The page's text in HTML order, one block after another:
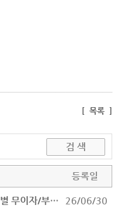
[ 목록]
등록일
2026년 7월 카드사별 무이자/부분무이자 행사내드립니다. 새창으로 읽기 26/06/30